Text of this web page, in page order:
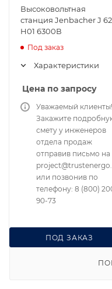
Высоковольтная
станция Jenbacher J
H01 6300В
Под заказ
Характеристики
Цена по запросу
ПОД ЗАКАЗ
Уважаемый клиенты!
Закажите
смету у инженеров
отдела продаж
отправив письмо на
или позвонив по
телефону: 8 (800)
90-73